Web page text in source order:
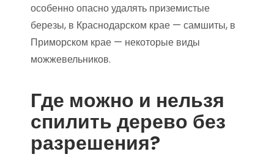
особенно опасно удалять приземистые
березы, в Краснодарском крае — самшиты, в
Приморском крае — некоторые виды
можжевельников.
Где можно и нельзя
спилить дерево без
разрешения?